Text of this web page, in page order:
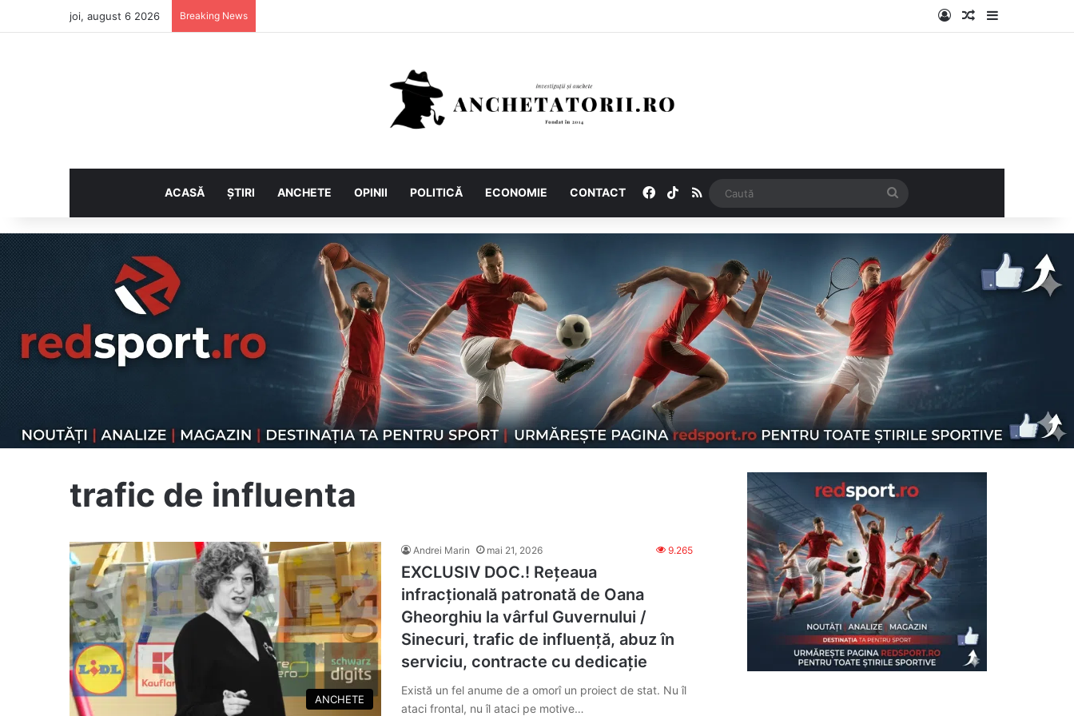
joi, august 6 2026 Breaking News Log InArticol aleatoriu
ACASĂ ȘTIRI ANCHETE OPINII POLITICĂ ECONOMIE CONTACT Facebook
TikTokRSS
trafic de influenta
ANCHETE
Andrei Marin mai 21, 2026 9.265
EXCLUSIV DOC.! Rețeaua
infracțională patronată de Oana
Gheorghiu la vârful Guvernului /
Sinecuri, trafic de influență, abuz în
serviciu, contracte cu dedicație
Există un fel anume de a omorî un proiect de stat. Nu îl
ataci frontal, nu îl ataci pe motive…